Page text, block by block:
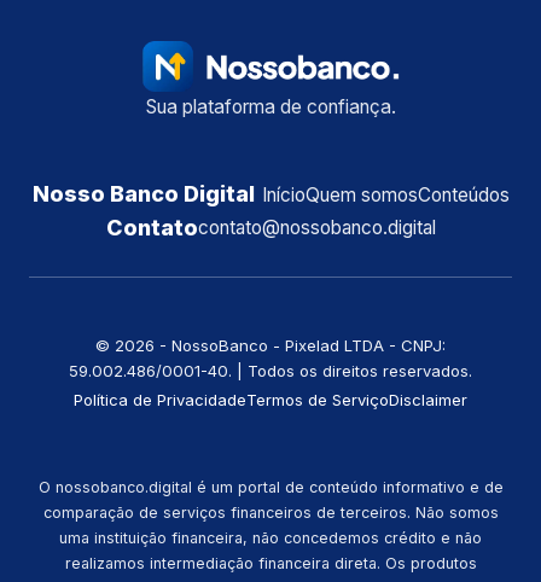
Sua plataforma de confiança.
Nosso Banco Digital InícioQuem somosConteúdos
Contatocontato@nossobanco.digital
©️ 2026 - NossoBanco - Pixelad LTDA - CNPJ:
59.002.486/0001-40. | Todos os direitos reservados.
Política de PrivacidadeTermos de ServiçoDisclaimer
O nossobanco.digital é um portal de conteúdo informativo e de
comparação de serviços financeiros de terceiros. Não somos
uma instituição financeira, não concedemos crédito e não
realizamos intermediação financeira direta. Os produtos